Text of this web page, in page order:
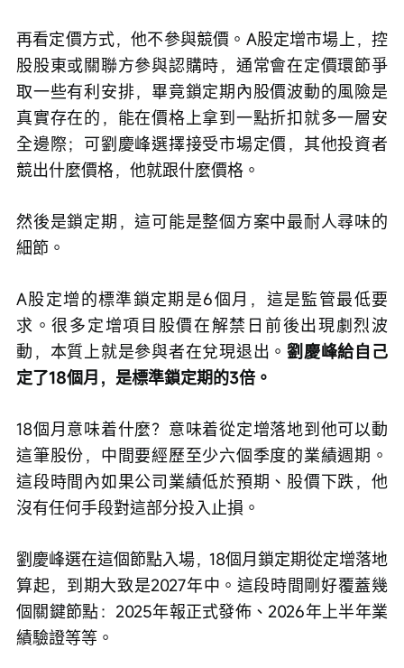
再看定價方式，他不參與競價。A股定增市場上，控
股股東或關聯方參與認購時，通常會在定價環節爭
取一些有利安排，畢竟鎖定期內股價波動的風險是
真實存在的，能在價格上拿到一點折扣就多一層安
全邊際；可劉慶峰選擇接受市場定價，其他投資者
競出什麼價格，他就跟什麼價格。
然後是鎖定期，這可能是整個方案中最耐人尋味的
細節。
A股定增的標準鎖定期是6個月，這是監管最低要
求。很多定增項目股價在解禁日前後出現劇烈波
動，本質上就是參與者在兌現退出。劉慶峰給自己
定了18個月，是標準鎖定期的3倍。
18個月意味着什麼？意味着從定增落地到他可以動
這筆股份，中間要經歷至少六個季度的業績週期。
這段時間內如果公司業績低於預期、股價下跌，他
沒有任何手段對這部分投入止損。
劉慶峰選在這個節點入場，18個月鎖定期從定增落地
算起，到期大致是2027年中。這段時間剛好覆蓋幾
個關鍵節點：2025年報正式發佈、2026年上半年業
績驗證等等。